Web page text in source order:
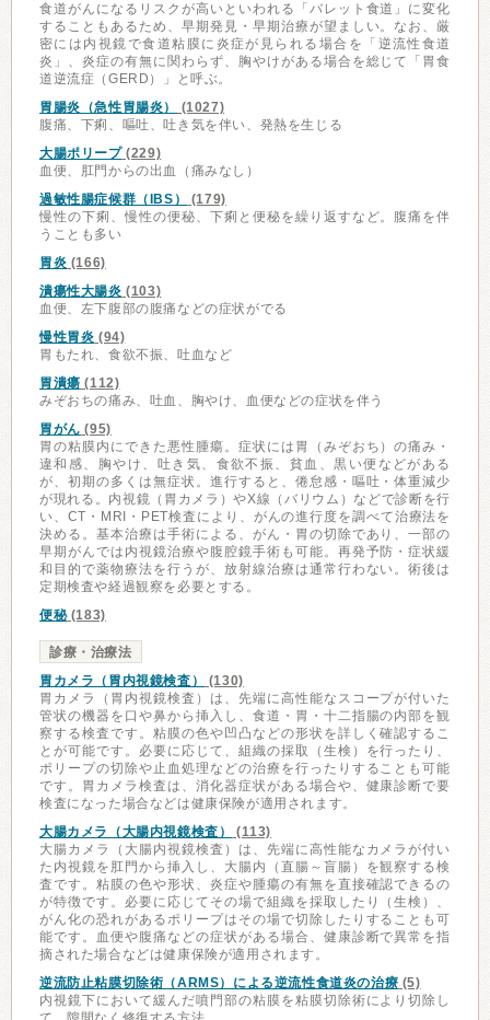
食道がんになるリスクが高いといわれる「バレット食道」に変化
することもあるため、早期発見・早期治療が望ましい。なお、厳
密には内視鏡で食道粘膜に炎症が見られる場合を「逆流性食道
炎」、炎症の有無に関わらず、胸やけがある場合を総じて「胃食
道逆流症（GERD）」と呼ぶ。
胃腸炎（急性胃腸炎）
(1027)
腹痛、下痢、嘔吐、吐き気を伴い、発熱を生じる
大腸ポリープ(229)
血便、肛門からの出血（痛みなし）
過敏性腸症候群（IBS）
(179)
慢性の下痢、慢性の便秘、下痢と便秘を繰り返すなど。腹痛を伴
うことも多い
胃炎 (166)
潰瘍性大腸炎 (103)
血便、左下腹部の腹痛などの症状がでる
慢性胃炎 (94)
胃もたれ、食欲不振、吐血など
胃潰瘍 (112)
みぞおちの痛み、吐血、胸やけ、血便などの症状を伴う
胃がん (95)
胃の粘膜内にできた悪性腫瘍。症状には胃（みぞおち）の痛み・
違和感、胸やけ、吐き気、食欲不振、貧血、黒い便などがある
が、初期の多くは無症状。進行すると、倦怠感・嘔吐・体重減少
が現れる。内視鏡（胃カメラ）やX線（バリウム）などで診断を行
い、CT・MRI・PET検査により、がんの進行度を調べて治療法を
決める。基本治療は手術による、がん・胃の切除であり、一部の
早期がんでは内視鏡治療や腹腔鏡手術も可能。再発予防・症状緩
和目的で薬物療法を行うが、放射線治療は通常行わない。術後は
定期検査や経過観察を必要とする。
便秘(183)
診療・治療法
胃カメラ（胃内視鏡検査）
(130)
胃カメラ（胃内視鏡検査）は、先端に高性能なスコープが付いた
管状の機器を口や鼻から挿入し、食道・胃・十二指腸の内部を観
察する検査です。粘膜の色や凹凸などの形状を詳しく確認するこ
とが可能です。必要に応じて、組織の採取（生検）を行ったり、
ポリープの切除や止血処理などの治療を行ったりすることも可能
です。胃カメラ検査は、消化器症状がある場合や、健康診断で要
検査になった場合などは健康保険が適用されます。
大腸カメラ（大腸内視鏡検査）
(113)
大腸カメラ（大腸内視鏡検査）は、先端に高性能なカメラが付い
た内視鏡を肛門から挿入し、大腸内（直腸～盲腸）を観察する検
査です。粘膜の色や形状、炎症や腫瘍の有無を直接確認できるの
が特徴です。必要に応じてその場で組織を採取したり（生検）、
がん化の恐れがあるポリープはその場で切除したりすることも可
能です。血便や腹痛などの症状がある場合、健康診断で異常を指
摘された場合などは健康保険が適用されます。
逆流防止粘膜切除術（ARMS）による逆流性食道炎の治療 (5)
内視鏡下において緩んだ噴門部の粘膜を粘膜切除術により切除し